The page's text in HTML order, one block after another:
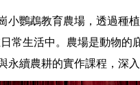
小鸚鵡教育農場，透過種
常生活中。農場是動物
永續農耕的實作課程，深